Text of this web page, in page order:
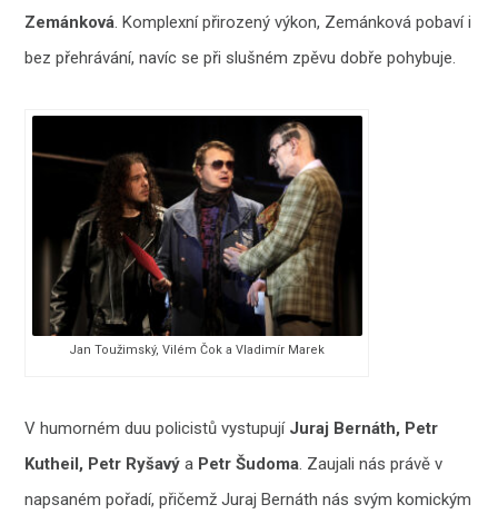
Zemánková. Komplexní přirozený výkon, Zemánková pobaví i
bez přehrávání, navíc se při slušném zpěvu dobře pohybuje.
Jan Toužimský, Vilém Čok a Vladimír Marek
V humorném duu policistů vystupují Juraj Bernáth, Petr
Kutheil, Petr Ryšavý a Petr Šudoma. Zaujali nás právě v
napsaném pořadí, přičemž Juraj Bernáth nás svým komickým